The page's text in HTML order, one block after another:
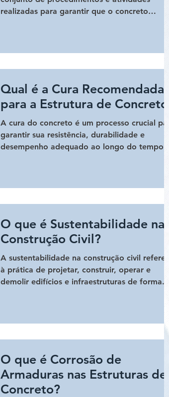
realizadas para garantir que o concreto
Qual é a Cura Recomendada
para a Estrutura de
A cura do concreto é um processo crucial
garantir sua resistência, durabilidade e
desempenho adequado ao longo do tempo.
O que é Sustentabilidade na
Construção Civil?
A sustentabilidade na construção civil refere-
à prática de projetar, construir, operar e
demolir edifícios e infraestruturas de forma...
O que é Corrosão de
Armaduras nas Estruturas de
Concreto?